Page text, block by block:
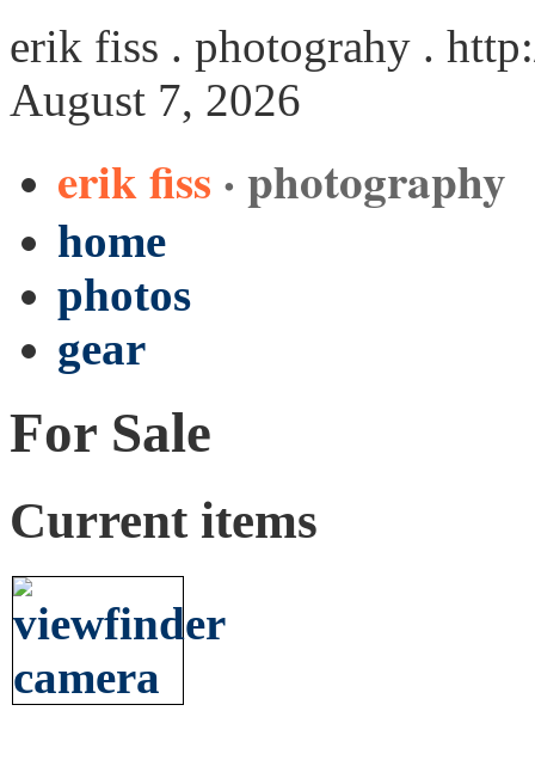
erik fiss . photograhy .
August 7, 2026
erik fiss · photography
home
photos
gear
For Sale
Current items